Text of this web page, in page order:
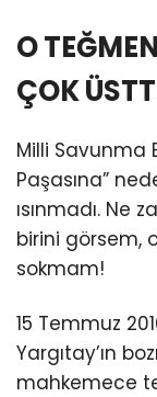
O
ÇOK
Milli Savunma
Paşasına”
ısınmadı. Ne
birini görsem, o
sokmam!
15 Temmuz
Yargıtay’ın
mahkemece